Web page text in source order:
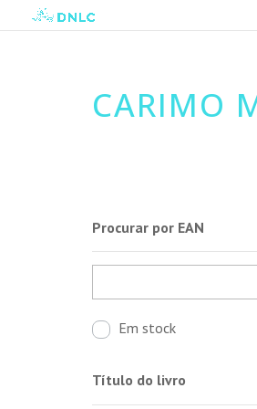
CARIMO
Procurar por EAN
Em stock
Título do livro